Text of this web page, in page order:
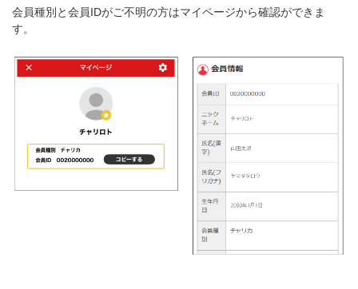
会員種別と会員IDがご不明の方はマイページから確認ができま
す。